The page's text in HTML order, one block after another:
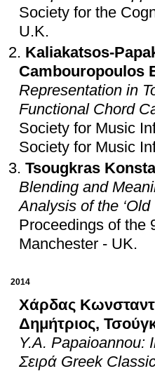
Society for the
U.K.
Kaliakatsos-
Cambouropoulos
Representation in
Functional Chord
Society for Music
Society for Music
Tsougkras
Blending and
Analysis of the
Proceedings of the
Manchester - UK.
2014
Χάρδας
Δημήτριος,
Y.A. Papaioannou:
Σειρά Greek